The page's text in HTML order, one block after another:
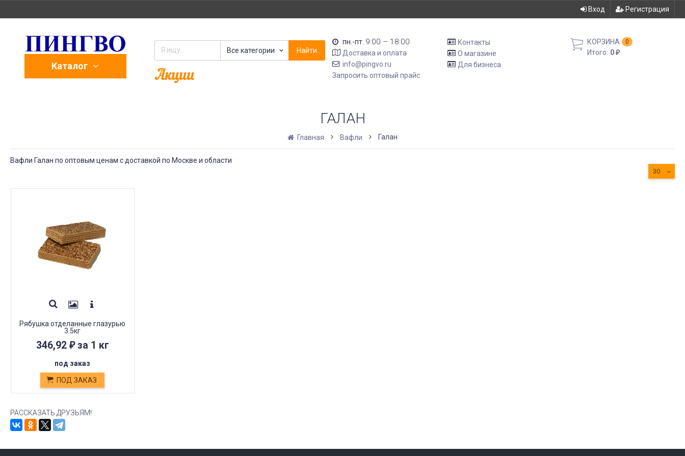
Вход Регистрация
Каталог
Все категории Найти
пн.-пт. 9:00 – 18:00
Доставка и оплата
info@pingvo.ru
Запросить оптовый прайс
Контакты
О магазине
Для бизнеса
КОРЗИНА 0
Итого: 0₽
ГАЛАН
Главная Вафли Галан
Вафли Галан по оптовым ценам с доставкой по Москве и области
30
Рябушка отделанные глазурью
3.5кг
346,92 ₽за 1 кг
под заказ
ПОД ЗАКАЗ
РАССКАЗАТЬ ДРУЗЬЯМ!